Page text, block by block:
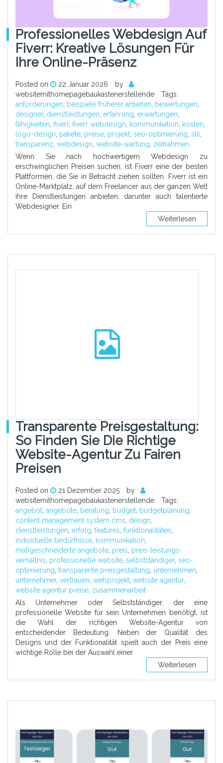
Professionelles Webdesign Auf
Fiverr: Kreative Lösungen Für
Ihre Online-Präsenz
Posted on 22 Januar 2026
by :
websitemithomepagebaukastenerstellende
Tags:
anforderungen, beispiele früherer arbeiten, bewertungen,
designer, dienstleistungen, erfahrung, erwartungen,
fähigkeiten, fiverr, fiverr webdesign, kommunikation, kosten,
logo-design, pakete, preise, projekt, seo-optimierung, stil,
transparenz, webdesign, website-wartung, zeitrahmen
Wenn Sie nach hochwertigem Webdesign zu
erschwinglichen Preisen suchen, ist Fiverr eine der besten
Plattformen, die Sie in Betracht ziehen sollten. Fiverr ist ein
Online-Marktplatz, auf dem Freelancer aus der ganzen Welt
ihre Dienstleistungen anbieten, darunter auch talentierte
Webdesigner. Ein
Weiterlesen
Transparente Preisgestaltung:
So Finden Sie Die Richtige
Website-Agentur Zu Fairen
Preisen
Posted on 21 Dezember 2025
by :
websitemithomepagebaukastenerstellende
Tags:
angebot, angebote, beratung, budget, budgetplanung,
content management system cms, design,
dienstleistungen, erfolg, features, funktionalitäten,
individuelle bedürfnisse, kommunikation,
maßgeschneiderte angebote, preis, preis-leistungs-
verhältnis, professionelle website, selbstständiger, seo-
optimierung, transparente preisgestaltung, unternehmen,
unternehmer, vertrauen, webprojekt, website agentur,
website agentur preise, zusammenarbeit
Als Unternehmer oder Selbstständiger, der eine
professionelle Website für sein Unternehmen benötigt, ist
die Wahl der richtigen Website-Agentur von
entscheidender Bedeutung. Neben der Qualität des
Designs und der Funktionalität spielt auch der Preis eine
wichtige Rolle bei der Auswahl einer
Weiterlesen